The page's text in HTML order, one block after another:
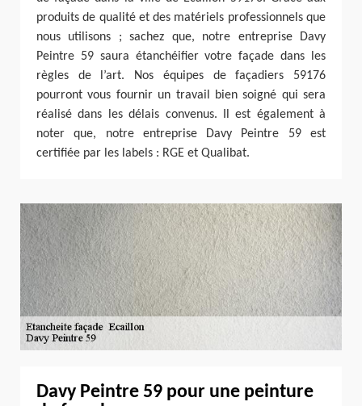
produits de qualité et des matériels professionnels que
nous utilisons ; sachez que, notre entreprise Davy
Peintre 59 saura étanchéifier votre façade dans les
règles de l’art. Nos équipes de façadiers 59176
pourront vous fournir un travail bien soigné qui sera
réalisé dans les délais convenus. Il est également à
noter que, notre entreprise Davy Peintre 59 est
certifiée par les labels : RGE et Qualibat.
Davy Peintre 59 pour une peinture